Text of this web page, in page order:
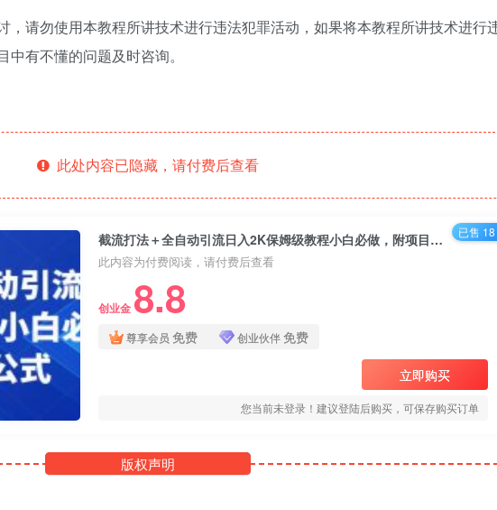
，请勿使用本教程所讲技术进行违法犯罪活动，如果将本教程所讲技术进行
有不懂的问题及时咨询。
此处内容已隐藏，请付费后查看
截流打法＋全自动引流日入2K保姆级教程小白必做，附项目通用公式【揭秘】
此内容为付费阅读，请付费后查看
创业金 8.8
尊享会员 免费 创业伙伴免费
立即购买
您当前未登录！建议登陆后购买，可保存购买订单
已售 18
版权声明